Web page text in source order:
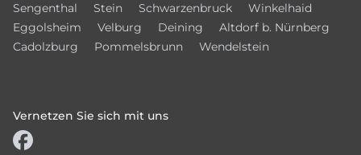
Sengenthal
Stein Schwarzenbruck
Winkelhaid
Eggolsheim
Velburg Deining
Altdorf b. Nürnberg
Cadolzburg
Pommelsbrunn Wendelstein
Vernetzen Sie sich mit uns